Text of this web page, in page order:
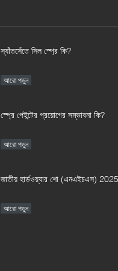
স্যাঁতসেঁতে সিল স্প্রে কি?
আরো পড়ুন
স্প্রে পেইন্টের প্রয়োগের সম্ভাবনা কি?
আরো পড়ুন
জাতীয় হার্ডওয়্যার শো (এনএইচএস) 2025
আরো পড়ুন